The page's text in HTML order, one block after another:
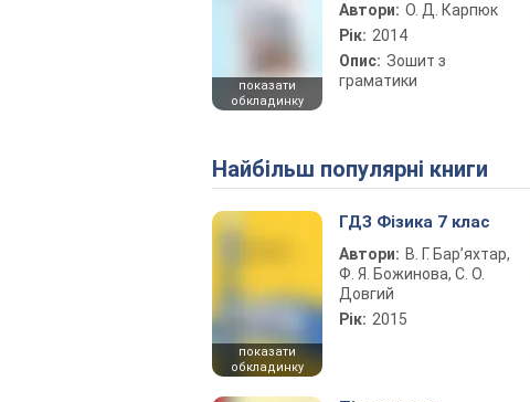
показати
обкладинку
Автори: О. Д. Карпюк
Рік: 2014
Опис: Зошит з
граматики
Найбільш популярні книги
показати
обкладинку
ГДЗ Фізика 7 клас
Автори: В. Г. Бар’яхтар,
Ф. Я. Божинова, С. О.
Довгий
Рік: 2015